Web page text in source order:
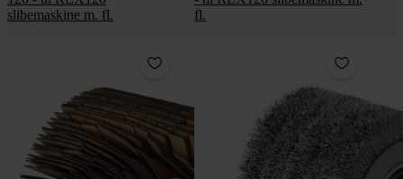
slibemaskine m. fl.
fl.